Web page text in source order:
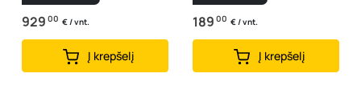
929 00 € / vnt.
Į krepšelį
189 00 € / vnt.
Į krepšelį